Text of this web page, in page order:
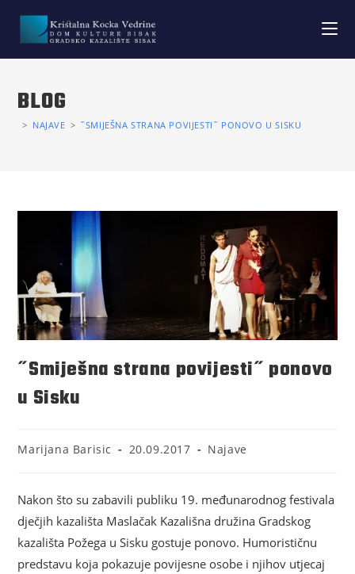
BLOG
> NAJAVE > ˝SMIJEŠNA STRANA POVIJESTI˝ PONOVO U SISKU
˝Smiješna strana povijesti˝ ponovo
u Sisku
Marijana Barisic 20.09.2017 Najave
Nakon što su zabavili publiku 19. međunarodnog festivala
dječjih kazališta Maslačak Kazališna družina Gradskog
kazališta Požega u Sisku gostuje ponovo. Humorističnu
predstavu koja pokazuje povijesne osobe i njihov utjecaj